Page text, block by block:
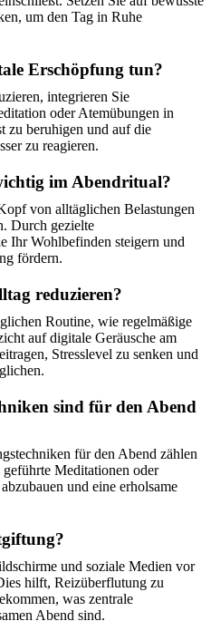
um den Tag in Ruhe
Erschöpfung tun?
integrieren Sie
oder Atemübungen in
zu beruhigen und auf die
zu reagieren.
im Abendritual?
von alltäglichen Belastungen
Durch gezielte
Ihr Wohlbefinden steigern und
fördern.
reduzieren?
Routine, wie regelmäßige
auf digitale Geräusche am
Stresslevel zu senken und
sind für den Abend
für den Abend zählen
Meditationen oder
und eine erholsame
und soziale Medien vor
hilft, Reizüberflutung zu
was zentrale
Abend sind.